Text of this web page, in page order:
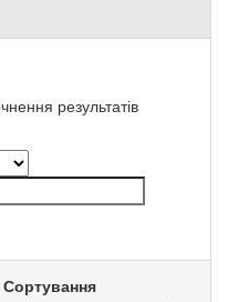
результатів
Сортування